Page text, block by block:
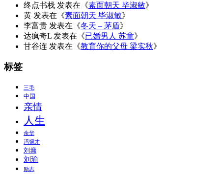
终点书栈 发表在《素面朝天 毕淑敏》
黄 发表在《素面朝天 毕淑敏》
李富贵 发表在《冬天 – 茅盾》
达疯奇L 发表在《已婚男人 苏童》
甘谷连 发表在《教育你的父母 梁实秋》
标签
三毛
中国
亲情
人生
余华
冯骥才
刘墉
刘瑜
励志